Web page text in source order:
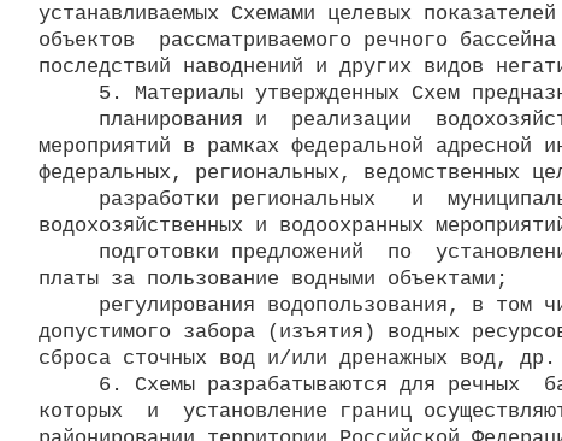
устанавливаемых Схемами целевых
объектов  рассматриваемого речного
последствий наводнений и других видов
5. Материалы утвержденных Схем
планирования и  реализации
мероприятий в рамках федеральной адресной
федеральных, региональных, ведомственных
разработки региональных   и
водохозяйственных и водоохранных
подготовки предложений  по
платы за пользование водными объектами;
регулирования водопользования, в том
допустимого забора (изъятия) водных
сброса сточных вод и/или дренажных вод, др.
6. Схемы разрабатываются для речных
которых  и  установление границ